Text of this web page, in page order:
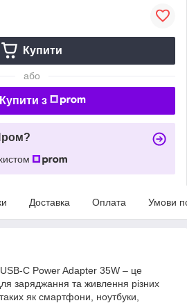
Купити
або
Купити з
Доставка Оплата Умови
C Power Adapter 35W – це
заряджання та живлення різних
як смартфони, ноутбуки,